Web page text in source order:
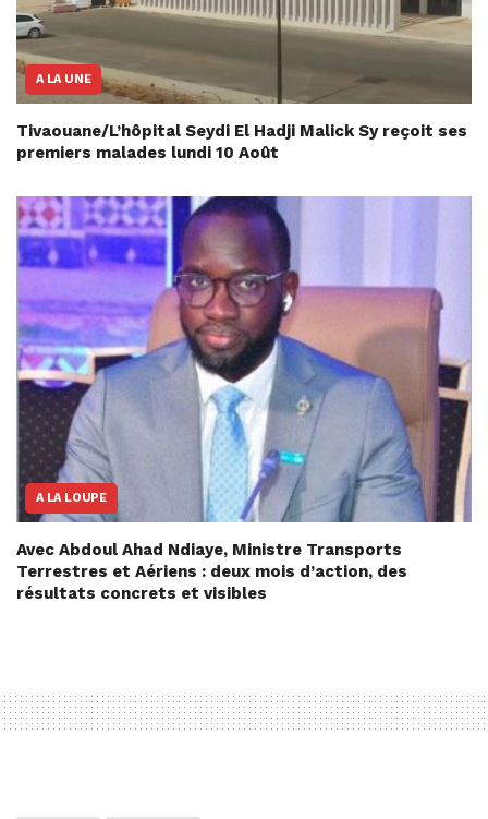
A LA UNE
Tivaouane/L’hôpital Seydi El Hadji Malick Sy reçoit ses
premiers malades lundi 10 Août
A LA LOUPE
Avec Abdoul Ahad Ndiaye, Ministre Transports
Terrestres et Aériens : deux mois d’action, des
résultats concrets et visibles